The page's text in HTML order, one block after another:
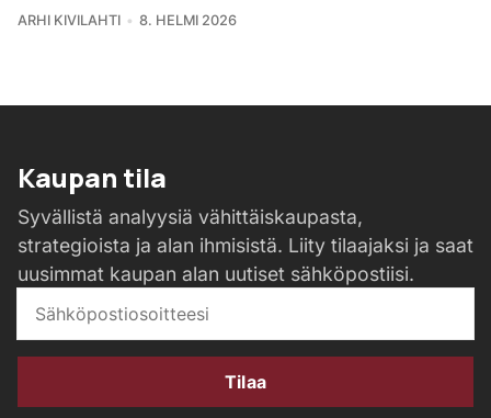
ARHI KIVILAHTI 8. HELMI 2026
Kaupan tila
Syvällistä analyysiä vähittäiskaupasta,
strategioista ja alan ihmisistä. Liity tilaajaksi ja saat
uusimmat kaupan alan uutiset sähköpostiisi.
Tilaa